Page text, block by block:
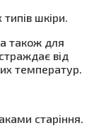
шкіри.
також для
від
температур.
старіння.